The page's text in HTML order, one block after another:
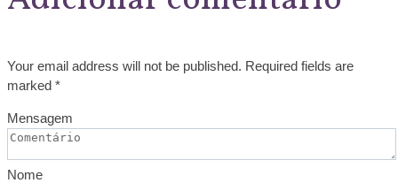
Your email address will not be published. Required fields are
marked *
Mensagem
Nome